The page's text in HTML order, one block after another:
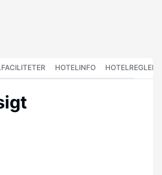
HOTELINFO HOTELREGLER